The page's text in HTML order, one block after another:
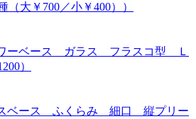
大￥700／小￥400））
ワーベース ガラス フラスコ型 Ｌ
）
スベース ふくらみ 細口 縦プリー